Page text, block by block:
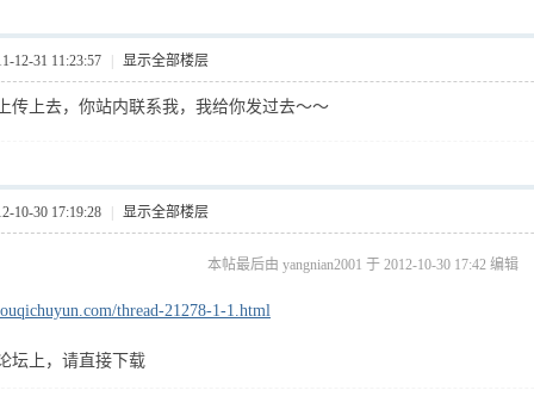
12-31 11:23:57 显示全部楼层
传上去，你站内联系我，我给你发过去～～
10-30 17:19:28 显示全部楼层
本帖最后由 yangnian2001 于 2012-10-30 17:42 编辑
thread-21278-1-1.html
坛上，请直接下载